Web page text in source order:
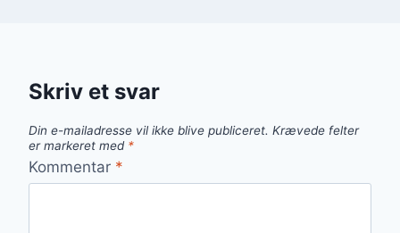
Skriv et svar
Din e-mailadresse vil ikke blive publiceret. Krævede felter
er markeret med *
Kommentar *